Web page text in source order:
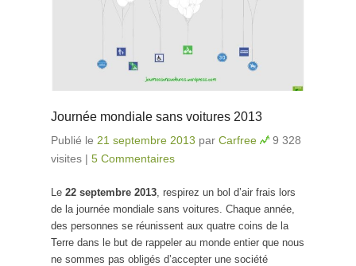
Journée mondiale sans voitures 2013
Publié le 21 septembre 2013 par Carfree
9 328
visites | 5 Commentaires
Le 22 septembre 2013 , respirez un bol d’air frais lors
de la journée mondiale sans voitures. Chaque année,
des personnes se réunissent aux quatre coins de la
Terre dans le but de rappeler au monde entier que nous
ne sommes pas obligés d’accepter une société